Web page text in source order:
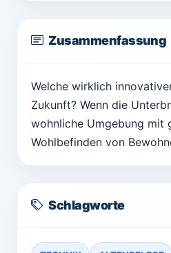
Zusammenfassung
Welche wirklich
Zukunft? Wenn die
wohnliche Umgebung mit
Wohlbefinden von
Schlagworte